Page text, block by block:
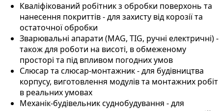
Кваліфікований робітник з обробки поверхонь та
нанесення покриттів - для захисту від корозії та
остаточної обробки
Зварювальні апарати (MAG, TIG, ручні електричні) -
також для роботи на висоті, в обмеженому
просторі та під впливом погодних умов
Слюсар та слюсар-монтажник - для будівництва
корпусу, виготовлення модулів та монтажних робіт
в реальних умовах
Механік-будівельник суднобудування - для